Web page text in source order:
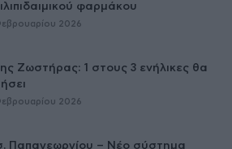
φαρμάκου
2026
Ζωστήρας: 1 στους 3 ενήλικες θα
2026
Παπαγεωργίου – Νέο σύστημα